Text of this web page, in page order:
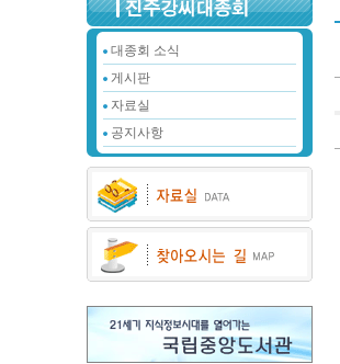
대종회 소식
게시판
자료실
공지사항